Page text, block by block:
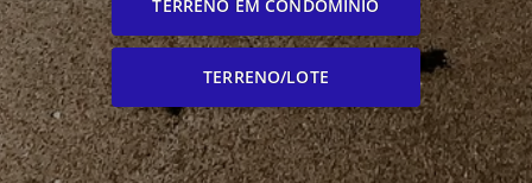
TERRENO EM CONDOMÍNIO
TERRENO/LOTE